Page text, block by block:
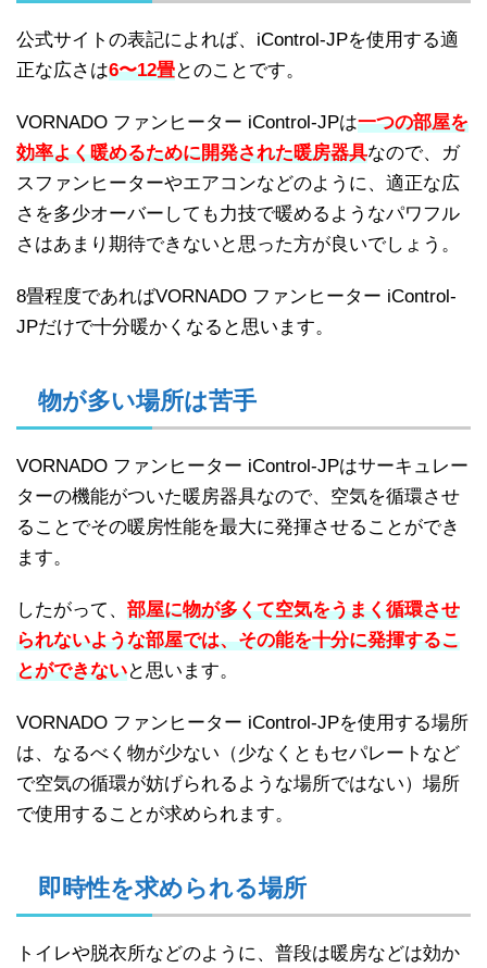
公式サイトの表記によれば、iControl-JPを使用する適
正な広さは6〜12畳とのことです。
VORNADO ファンヒーター iControl-JPは一つの部屋を
効率よく暖めるために開発された暖房器具なので、ガ
スファンヒーターやエアコンなどのように、適正な広
さを多少オーバーしても力技で暖めるようなパワフル
さはあまり期待できないと思った方が良いでしょう。
8畳程度であればVORNADO ファンヒーター iControl-
JPだけで十分暖かくなると思います。
物が多い場所は苦手
VORNADO ファンヒーター iControl-JPはサーキュレー
ターの機能がついた暖房器具なので、空気を循環させ
ることでその暖房性能を最大に発揮させることができ
ます。
したがって、 部屋に物が多くて空気をうまく循環させ
られないような部屋では、その能を十分に発揮するこ
とができないと思います。
VORNADO ファンヒーター iControl-JPを使用する場所
は、なるべく物が少ない（少なくともセパレートなど
で空気の循環が妨げられるような場所ではない）場所
で使用することが求められます。
即時性を求められる場所
トイレや脱衣所などのように、普段は暖房などは効か